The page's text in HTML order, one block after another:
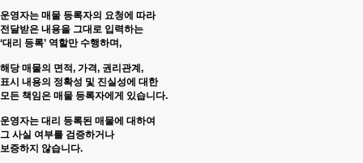
운영자는 매물 등록자의 요청에 따라
전달받은 내용을 그대로 입력하는
‘대리 등록’ 역할만 수행하며,
해당 매물의 면적, 가격, 권리관계,
표시 내용의 정확성 및 진실성에 대한
모든 책임은 매물 등록자에게 있습니다.
운영자는 대리 등록된 매물에 대하여
그 사실 여부를 검증하거나
보증하지 않습니다.